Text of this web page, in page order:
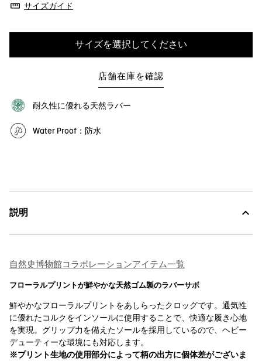
サイズガイド
サイズを選択してください
店舗在庫を確認
耐久性に優れる天然ラバー
Water Proof：防水
説明
自然史博物館コラボレーションアイテム一覧
フローラルプリントが鮮やかな天然ゴム製のラバーサボ
鮮やかなフローラルプリントをあしらったクロッグです。通気性
に優れたコルクをインソールに使用することで、快適な履き心地
を実現。グリップ力を備えたソールを採用しているので、ヘビー
デューティーな環境にも対応します。
※プリント生地の使用部分によって柄の出方に個体差がございま